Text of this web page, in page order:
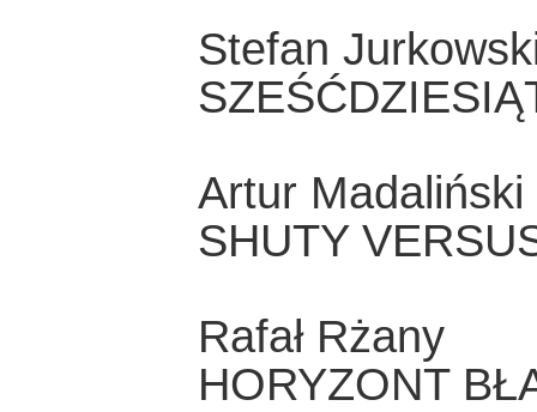
Stefan
Artur Madaliński
SHUTY
Rafał Rżany
HORYZONT